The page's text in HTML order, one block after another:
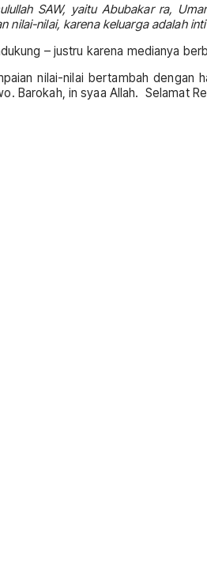
SAW, yaitu Abubakar ra,
nilai-nilai, karena keluarga adalah
– justru karena medianya
nilai-nilai bertambah dengan
Barokah, in syaa Allah. Selamat